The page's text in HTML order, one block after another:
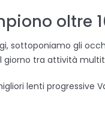
oltre
sottoponiamo gli
giorno tra attività
lenti progressive